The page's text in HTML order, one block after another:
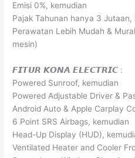
Emisi 0%, kemudian
Pajak Tahunan hanya 3 Jutaan,
Perawatan Lebih Mudah &
mesin)
𝙁𝙄𝙏𝙐𝙍 𝙆𝙊𝙉𝘼 𝙀𝙇𝙀𝘾𝙏𝙍𝙄𝘾 :
Powered Sunroof, kemudian
Powered Adjustable Driver &
Android Auto & Apple Carplay
6 Point SRS Airbags, kemudian
Head-Up Display (HUD),
Ventilated Heater and Cooler